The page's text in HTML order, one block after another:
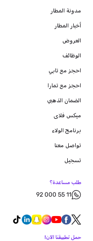
مدونة المطار
أخبار المطار
العروض
الوظائف
احجز مع تابي
احجز مع تمارا
الضمان الذهبي
ميكس فلاى
برنامج الولاء
تواصل معنا
تسجيل
طلب مساعدة؟
92 000 55 11
حمل تطبيقنا الآن!